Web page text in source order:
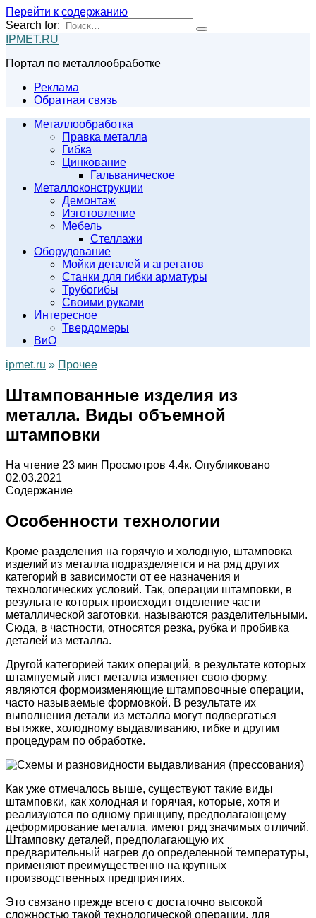
Перейти к содержанию
Search for:
IPMET.RU
Портал по металлообработке
Реклама
Обратная связь
Металлообработка
Правка металла
Гибка
Цинкование
Гальваническое
Металлоконструкции
Демонтаж
Изготовление
Мебель
Стеллажи
Оборудование
Мойки деталей и агрегатов
Станки для гибки арматуры
Трубогибы
Своими руками
Интересное
Твердомеры
ВиО
ipmet.ru » Прочее
Штампованные изделия из
металла. Виды объемной
штамповки
На чтение 23 мин Просмотров 4.4к. Опубликовано
02.03.2021
Содержание
Особенности технологии
Кроме разделения на горячую и холодную, штамповка
изделий из металла подразделяется и на ряд других
категорий в зависимости от ее назначения и
технологических условий. Так, операции штамповки, в
результате которых происходит отделение части
металлической заготовки, называются разделительными.
Сюда, в частности, относятся резка, рубка и пробивка
деталей из металла.
Другой категорией таких операций, в результате которых
штампуемый лист металла изменяет свою форму,
являются формоизменяющие штамповочные операции,
часто называемые формовкой. В результате их
выполнения детали из металла могут подвергаться
вытяжке, холодному выдавливанию, гибке и другим
процедурам по обработке.
Как уже отмечалось выше, существуют такие виды
штамповки, как холодная и горячая, которые, хотя и
реализуются по одному принципу, предполагающему
деформирование металла, имеют ряд значимых отличий.
Штамповку деталей, предполагающую их
предварительный нагрев до определенной температуры,
применяют преимущественно на крупных
производственных предприятиях.
Это связано прежде всего с достаточно высокой
сложностью такой технологической операции, для